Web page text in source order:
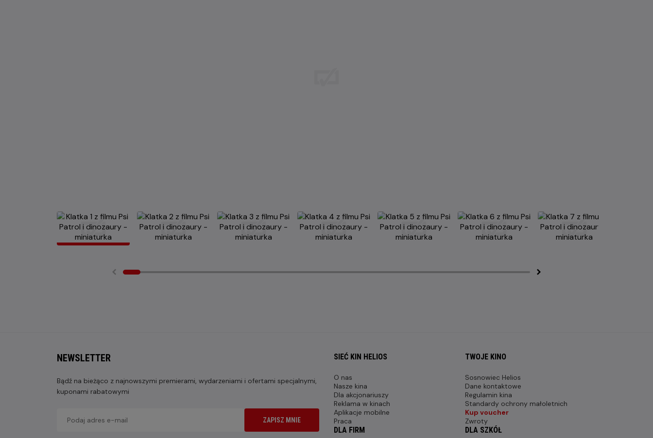
NEWSLETTER
Bądź na bieżąco z najnowszymi premierami, wydarzeniami i ofertami specjalnymi,
kuponami rabatowymi
ZAPISZ MNIE
SIEĆ KIN HELIOS
O nas
Nasze kina
Dla akcjonariuszy
Reklama w kinach
Aplikacje mobilne
Praca
TWOJE KINO
Sosnowiec Helios
Dane kontaktowe
Regulamin kina
Standardy ochrony małoletnich
Kup voucher
Zwroty
DLA FIRM DLA SZKÓŁ